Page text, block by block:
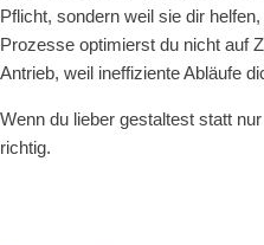
Pflicht, sondern weil sie dir
Prozesse optimierst du nicht auf
Antrieb, weil ineffiziente Abläufe
Wenn du lieber gestaltest statt
richtig.